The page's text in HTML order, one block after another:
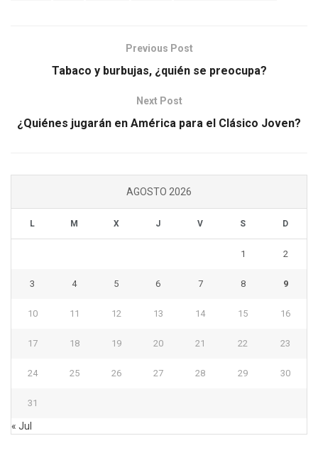
Previous Post
Tabaco y burbujas, ¿quién se preocupa?
Next Post
¿Quiénes jugarán en América para el Clásico Joven?
AGOSTO 2026
L M X J V S D
1 2
3 4 5 6 7 8 9
10 11 12 13 14 15 16
17 18 19 20 21 22 23
24 25 26 27 28 29 30
31
« Jul